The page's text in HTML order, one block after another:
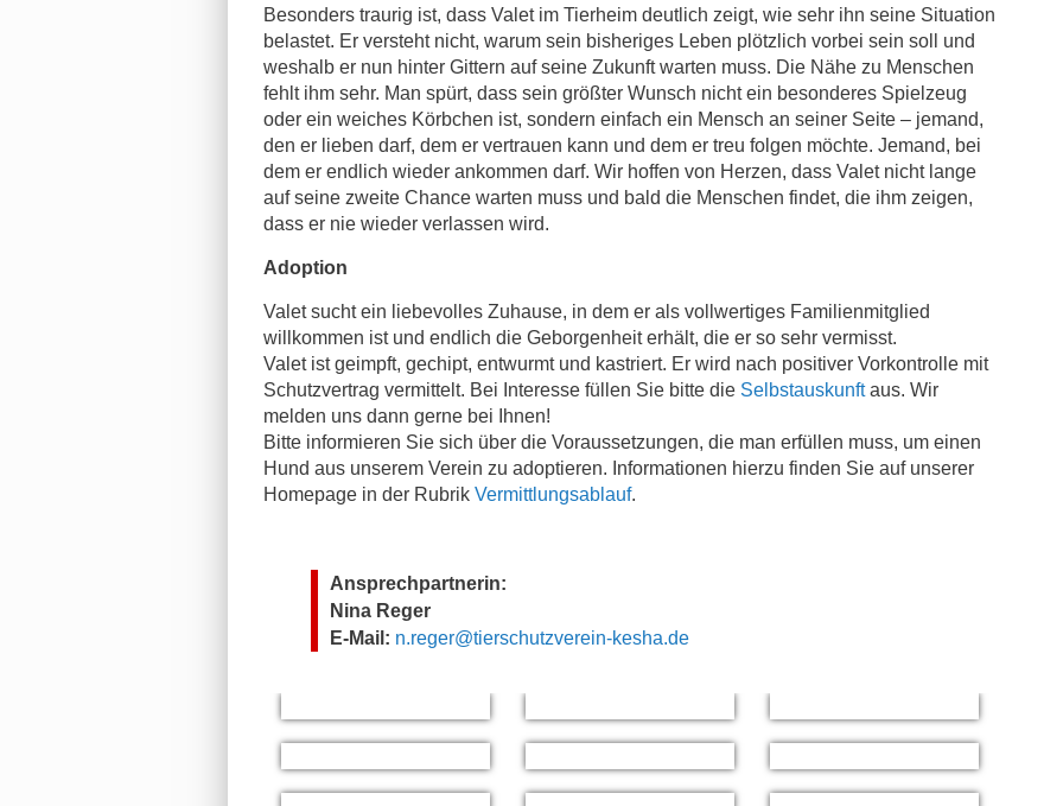
Besonders traurig ist, dass Valet im Tierheim deutlich zeigt, wie sehr ihn seine Situation
belastet. Er versteht nicht, warum sein bisheriges Leben plötzlich vorbei sein soll und
weshalb er nun hinter Gittern auf seine Zukunft warten muss. Die Nähe zu Menschen
fehlt ihm sehr. Man spürt, dass sein größter Wunsch nicht ein besonderes Spielzeug
oder ein weiches Körbchen ist, sondern einfach ein Mensch an seiner Seite – jemand,
den er lieben darf, dem er vertrauen kann und dem er treu folgen möchte. Jemand, bei
dem er endlich wieder ankommen darf. Wir hoffen von Herzen, dass Valet nicht lange
auf seine zweite Chance warten muss und bald die Menschen findet, die ihm zeigen,
dass er nie wieder verlassen wird.
Adoption
Valet sucht ein liebevolles Zuhause, in dem er als vollwertiges Familienmitglied
willkommen ist und endlich die Geborgenheit erhält, die er so sehr vermisst.
Valet ist geimpft, gechipt, entwurmt und kastriert. Er wird nach positiver Vorkontrolle mit
Schutzvertrag vermittelt. Bei Interesse füllen Sie bitte die Selbstauskunftaus. Wir
melden uns dann gerne bei Ihnen!
Bitte informieren Sie sich über die Voraussetzungen, die man erfüllen muss, um einen
Hund aus unserem Verein zu adoptieren. Informationen hierzu finden Sie auf unserer
Homepage in der Rubrik Vermittlungsablauf.
Ansprechpartnerin:
Nina Reger
E-Mail: n.reger@tierschutzverein-kesha.de